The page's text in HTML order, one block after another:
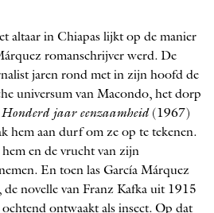
altaar in Chiapas lijkt op de manier
romanschrijver werd. De
jaren rond met in zijn hoofd de
universum van Macondo, het dorp
Honderd jaar eenzaamheid (1967)
hem aan durf om ze op te tekenen.
en de vrucht van zijn
En toen las García Márquez
de novelle van Franz Kafka uit 1915
ontwaakt als insect. Op dat